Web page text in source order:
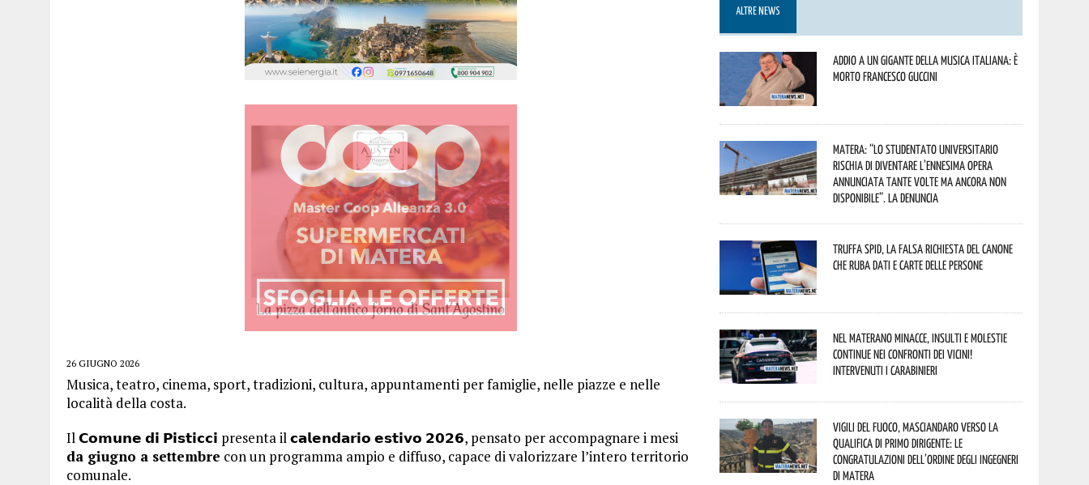
26 GIUGNO 2026
Musica, teatro, cinema, sport, tradizioni, cultura, appuntamenti per famiglie, nelle piazze e nelle
località della costa.
Il 𝗖𝗼𝗺𝘂𝗻𝗲 𝗱𝗶 𝗣𝗶𝘀𝘁𝗶𝗰𝗰𝗶 presenta il 𝗰𝗮𝗹𝗲𝗻𝗱𝗮𝗿𝗶𝗼 𝗲𝘀𝘁𝗶𝘃𝗼 𝟮𝟬𝟮𝟲, pensato per accompagnare i mesi
da giugno a settembre con un programma ampio e diffuso, capace di valorizzare l’intero territorio
comunale.
ALTRE NEWS
Addio a un gigante della musica italiana: è
morto Francesco Guccini
Matera: “Lo studentato universitario
rischia di diventare l’ennesima opera
annunciata tante volte ma ancora non
disponibile”. La denuncia
Truffa Spid, la falsa richiesta del canone
che ruba dati e carte delle persone
Nel materano minacce, insulti e molestie
continue nei confronti dei vicini!
Intervenuti i Carabinieri
Vigili del Fuoco, Masciandaro verso la
qualifica di Primo Dirigente: le
congratulazioni dell’Ordine degli Ingegneri
di Matera